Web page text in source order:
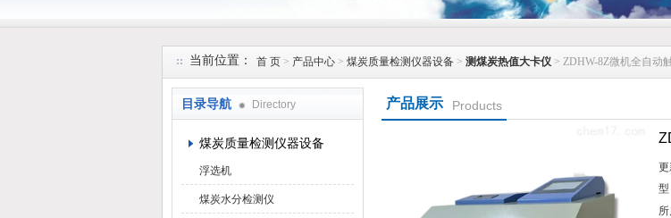
当前位置： 首 页 > 产品中心 > 煤炭质量检测仪器设备 > 测煤炭热值大卡仪 > ZDHW-8Z微机全自动
目录导航 Directory
煤炭质量检测仪器设备
浮选机
煤炭水分检测仪
产品展示 Products
更
所